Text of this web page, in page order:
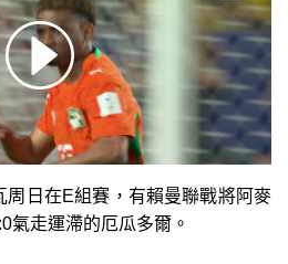
周日在E組賽，有賴曼聯戰將阿麥
氣走運滯的厄瓜多爾。